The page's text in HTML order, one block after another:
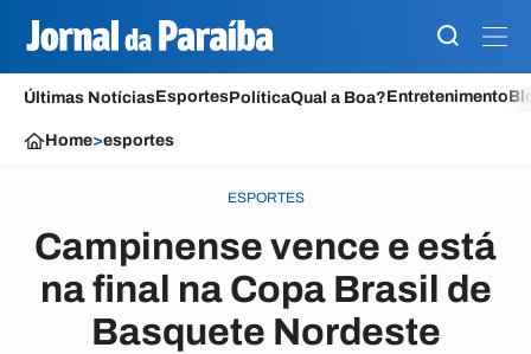
Últimas NotíciasEsportesPolíticaQual a Boa?Entretenimento
Home>esportes
ESPORTES
Campinense vence e está
na final na Copa Brasil de
Basquete Nordeste